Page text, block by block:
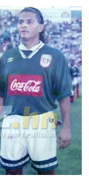
X
X